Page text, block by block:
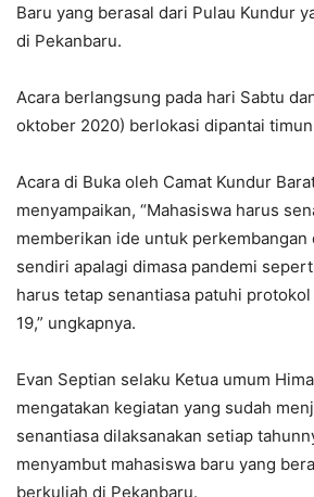
Baru yang berasal dari Pulau Kundur
di Pekanbaru.
Acara berlangsung pada hari Sabtu
oktober 2020) berlokasi dipantai
Acara di Buka oleh Camat Kundur
menyampaikan, “Mahasiswa harus
memberikan ide untuk perkembangan
sendiri apalagi dimasa pandemi
harus tetap senantiasa patuhi
19,” ungkapnya.
Evan Septian selaku Ketua umum
mengatakan kegiatan yang sudah
senantiasa dilaksanakan setiap
menyambut mahasiswa baru yang
berkuliah di Pekanbaru.